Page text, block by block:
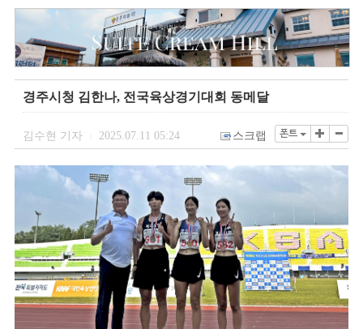
경주시청 김한나, 전국육상경기대회 동메달
김수현 기자 2025.07.11 05:24 폰트
스크랩